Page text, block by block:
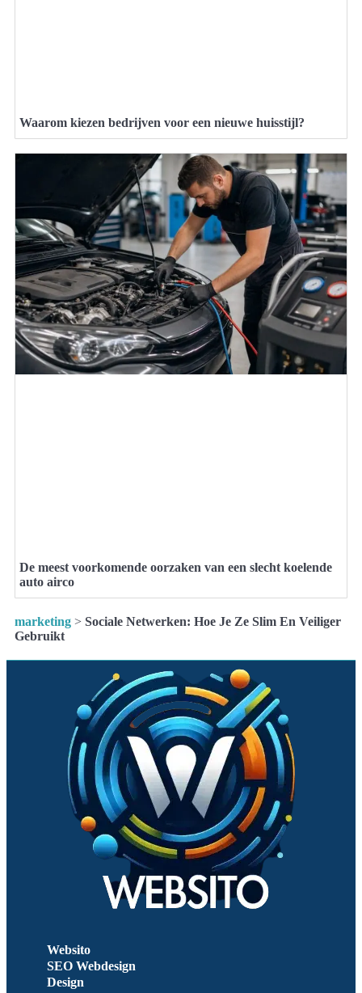
Waarom kiezen bedrijven voor een nieuwe huisstijl?
De meest voorkomende oorzaken van een slecht koelende
auto airco
marketing > Sociale Netwerken: Hoe Je Ze Slim En Veiliger
Gebruikt
Websito
SEO Webdesign
Design